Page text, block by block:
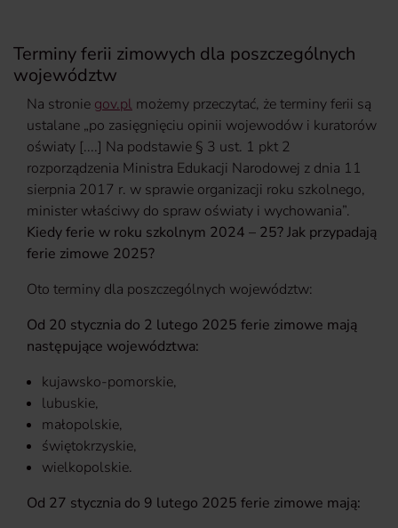
Terminy ferii zimowych dla poszczególnych
województw
Na stronie gov.pl możemy przeczytać, że terminy ferii są
ustalane „po zasięgnięciu opinii wojewodów i kuratorów
oświaty [....] Na podstawie § 3 ust. 1 pkt 2
rozporządzenia Ministra Edukacji Narodowej z dnia 11
sierpnia 2017 r. w sprawie organizacji roku szkolnego,
minister właściwy do spraw oświaty i wychowania”.
Kiedy ferie w roku szkolnym 2024 – 25? Jak przypadają
ferie zimowe 2025?
Oto terminy dla poszczególnych województw:
Od 20 stycznia do 2 lutego 2025 ferie zimowe mają
następujące województwa:
kujawsko-pomorskie,
lubuskie,
małopolskie,
świętokrzyskie,
wielkopolskie.
Od 27 stycznia do 9 lutego 2025 ferie zimowe mają: